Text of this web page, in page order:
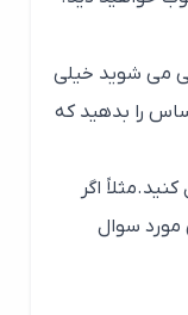
که دارد به
می کنند و
نتیجه
وقتی سر